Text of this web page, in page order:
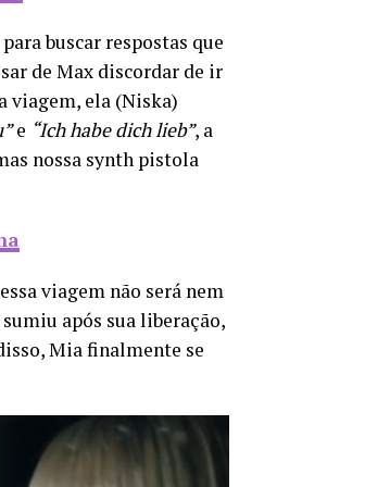
buscar respostas que
de Max discordar de ir
viagem, ela (Niska)
e “Ich habe dich lieb”, a
nossa synth pistola
viagem não será nem
após sua liberação,
Mia finalmente se